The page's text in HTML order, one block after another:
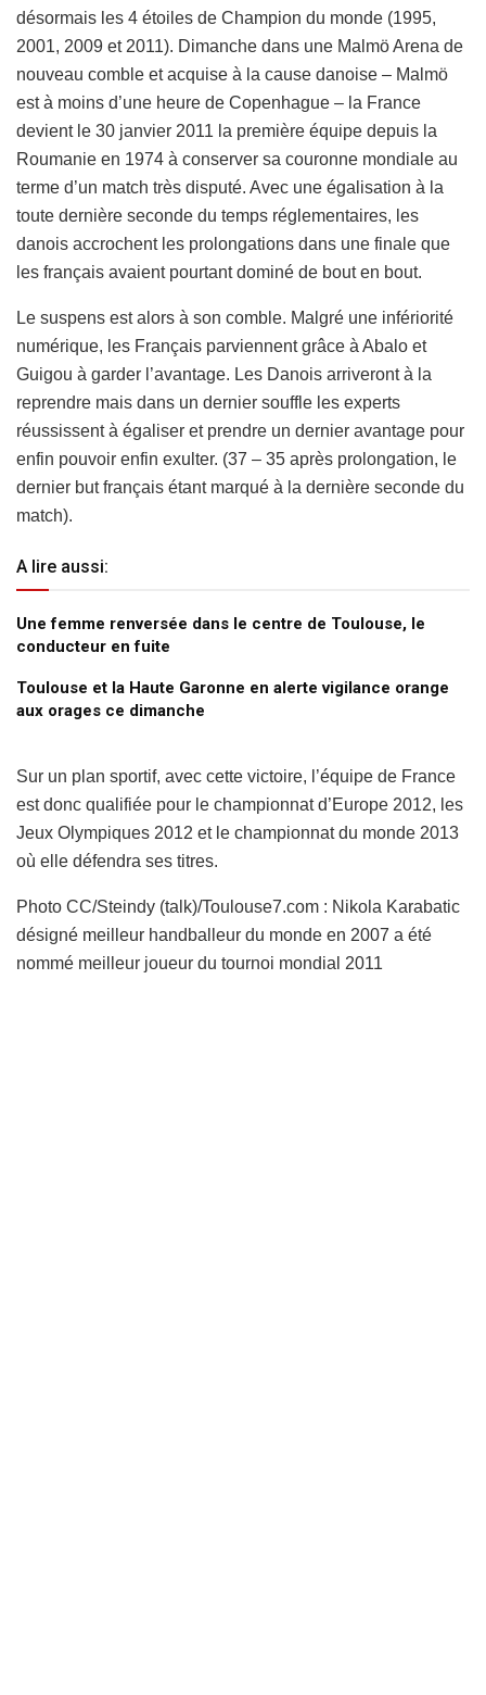
désormais les 4 étoiles de Champion du monde (1995,
2001, 2009 et 2011). Dimanche dans une Malmö Arena de
nouveau comble et acquise à la cause danoise – Malmö
est à moins d’une heure de Copenhague – la France
devient le 30 janvier 2011 la première équipe depuis la
Roumanie en 1974 à conserver sa couronne mondiale au
terme d’un match très disputé. Avec une égalisation à la
toute dernière seconde du temps réglementaires, les
danois accrochent les prolongations dans une finale que
les français avaient pourtant dominé de bout en bout.
Le suspens est alors à son comble. Malgré une infériorité
numérique, les Français parviennent grâce à Abalo et
Guigou à garder l’avantage. Les Danois arriveront à la
reprendre mais dans un dernier souffle les experts
réussissent à égaliser et prendre un dernier avantage pour
enfin pouvoir enfin exulter. (37 – 35 après prolongation, le
dernier but français étant marqué à la dernière seconde du
match).
A lire aussi:
Une femme renversée dans le centre de Toulouse, le
conducteur en fuite
Toulouse et la Haute Garonne en alerte vigilance orange
aux orages ce dimanche
Sur un plan sportif, avec cette victoire, l’équipe de France
est donc qualifiée pour le championnat d’Europe 2012, les
Jeux Olympiques 2012 et le championnat du monde 2013
où elle défendra ses titres.
Photo CC/Steindy (talk)/Toulouse7.com : Nikola Karabatic
désigné meilleur handballeur du monde en 2007 a été
nommé meilleur joueur du tournoi mondial 2011